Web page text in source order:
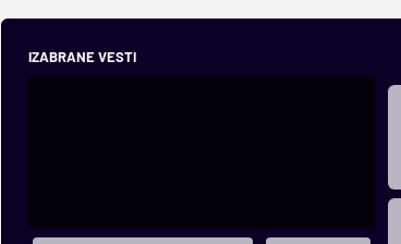
IZABRANE VESTI